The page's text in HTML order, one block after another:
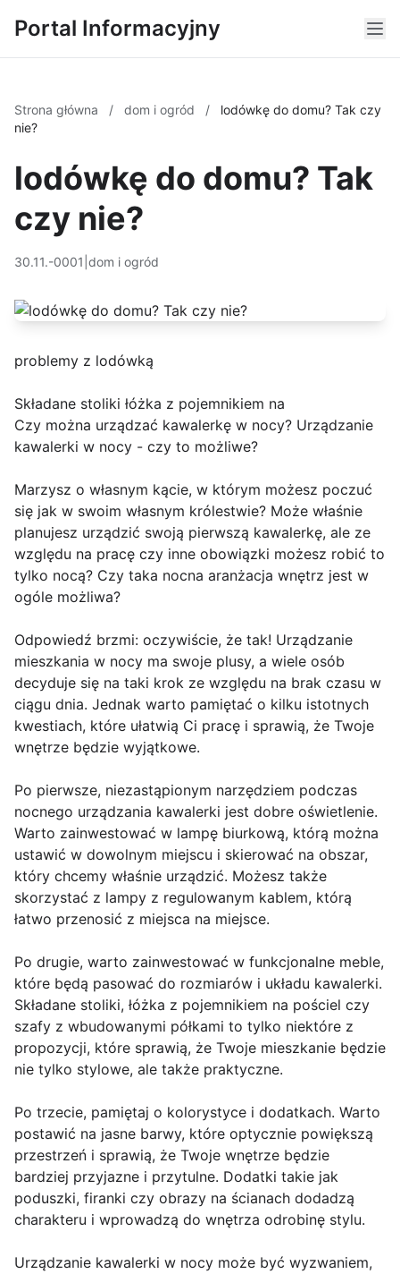
Portal Informacyjny
Strona główna / dom i ogród /
lodówkę do domu? Tak czy
nie?
lodówkę do domu? Tak
czy nie?
30.11.-0001 dom i ogród
problemy z lodówką
Składane stoliki łóżka z pojemnikiem na
Czy można urządzać kawalerkę w nocy? Urządzanie
kawalerki w nocy - czy to możliwe?
Marzysz o własnym kącie, w którym możesz poczuć
się jak w swoim własnym królestwie? Może właśnie
planujesz urządzić swoją pierwszą kawalerkę, ale ze
względu na pracę czy inne obowiązki możesz robić to
tylko nocą? Czy taka nocna aranżacja wnętrz jest w
ogóle możliwa?
Odpowiedź brzmi: oczywiście, że tak! Urządzanie
mieszkania w nocy ma swoje plusy, a wiele osób
decyduje się na taki krok ze względu na brak czasu w
ciągu dnia. Jednak warto pamiętać o kilku istotnych
kwestiach, które ułatwią Ci pracę i sprawią, że Twoje
wnętrze będzie wyjątkowe.
Po pierwsze, niezastąpionym narzędziem podczas
nocnego urządzania kawalerki jest dobre oświetlenie.
Warto zainwestować w lampę biurkową, którą można
ustawić w dowolnym miejscu i skierować na obszar,
który chcemy właśnie urządzić. Możesz także
skorzystać z lampy z regulowanym kablem, którą
łatwo przenosić z miejsca na miejsce.
Po drugie, warto zainwestować w funkcjonalne meble,
które będą pasować do rozmiarów i układu kawalerki.
Składane stoliki, łóżka z pojemnikiem na pościel czy
szafy z wbudowanymi półkami to tylko niektóre z
propozycji, które sprawią, że Twoje mieszkanie będzie
nie tylko stylowe, ale także praktyczne.
Po trzecie, pamiętaj o kolorystyce i dodatkach. Warto
postawić na jasne barwy, które optycznie powiększą
przestrzeń i sprawią, że Twoje wnętrze będzie
bardziej przyjazne i przytulne. Dodatki takie jak
poduszki, firanki czy obrazy na ścianach dodadzą
charakteru i wprowadzą do wnętrza odrobinę stylu.
Urządzanie kawalerki w nocy może być wyzwaniem,